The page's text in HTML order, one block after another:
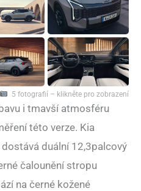
5 fotografií – klikněte pro zobrazení
i tmavší atmosféru
této verze. Kia
duální 12,3palcový
čalounění stropu
na černé kožené